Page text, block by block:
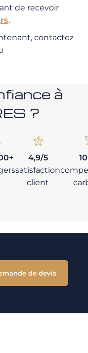
de recevoir
.
contactez
à
?
4,9/5
satisfaction
client
de devis